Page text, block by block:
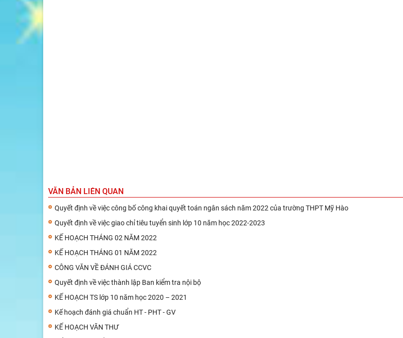
VĂN BẢN LIÊN QUAN
Quyết định về việc công bố công khai quyết toán ngân sách năm 2022 của trường THPT Mỹ Hào
Quyết định về việc giao chỉ tiêu tuyển sinh lớp 10 năm học 2022-2023
KẾ HOẠCH THÁNG 02 NĂM 2022
KẾ HOẠCH THÁNG 01 NĂM 2022
CÔNG VĂN VỀ ĐÁNH GIÁ CCVC
Quyết định về việc thành lập Ban kiểm tra nội bộ
KẾ HOẠCH TS lớp 10 năm học 2020 – 2021
Kế hoạch đánh giá chuẩn HT - PHT - GV
KẾ HOẠCH VĂN THƯ